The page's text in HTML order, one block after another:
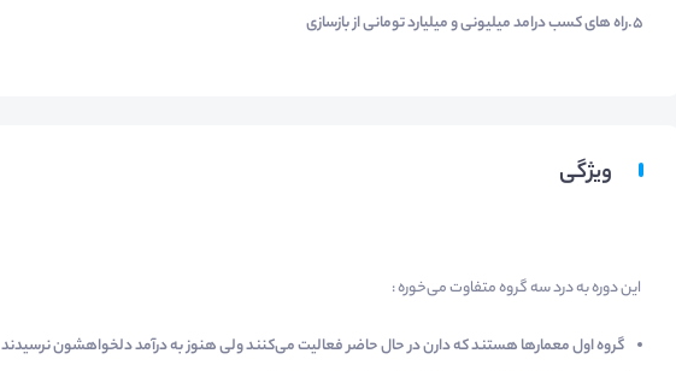
5.راه های کسب درامد میلیونی و میلیارد تومانی از بازسازی
ویژگی
این دوره به درد سه گروه متفاوت می‌خوره :
گروه اولمعمارها هستند که دارن در حال حاضر فعالیت می‌کنند ولی هنوز به درآمد دلخواهشون نرسیدند